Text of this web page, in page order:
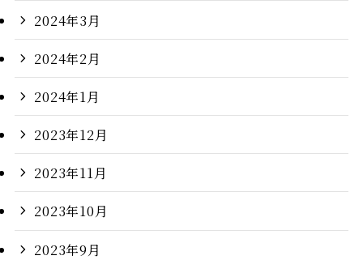
2024年3月
2024年2月
2024年1月
2023年12月
2023年11月
2023年10月
2023年9月